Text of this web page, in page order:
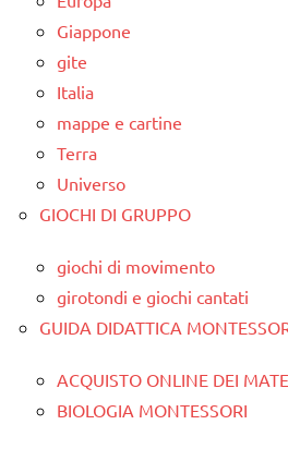
Giappone
gite
Italia
mappe e cartine
Terra
Universo
GIOCHI DI GRUPPO
giochi di movimento
girotondi e giochi cantati
GUIDA DIDATTICA
ACQUISTO ONLINE DEI
BIOLOGIA MONTESSORI